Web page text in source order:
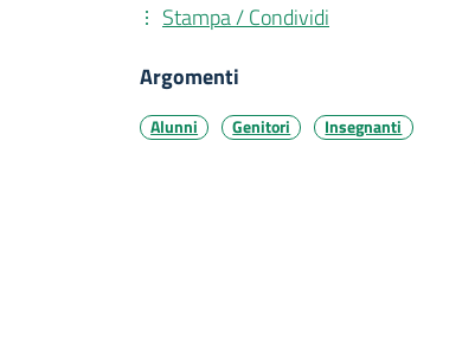
Stampa / Condividi
Argomenti
Alunni Genitori Insegnanti